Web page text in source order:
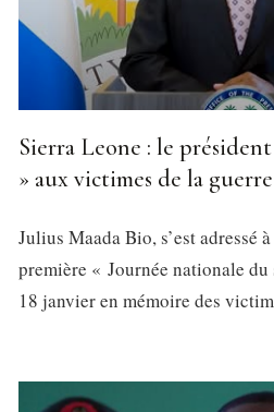
Sierra Leone : le
» aux victimes de la
Julius Maada Bio, s’est adressé
première « Journée nationale
18 janvier en mémoire des